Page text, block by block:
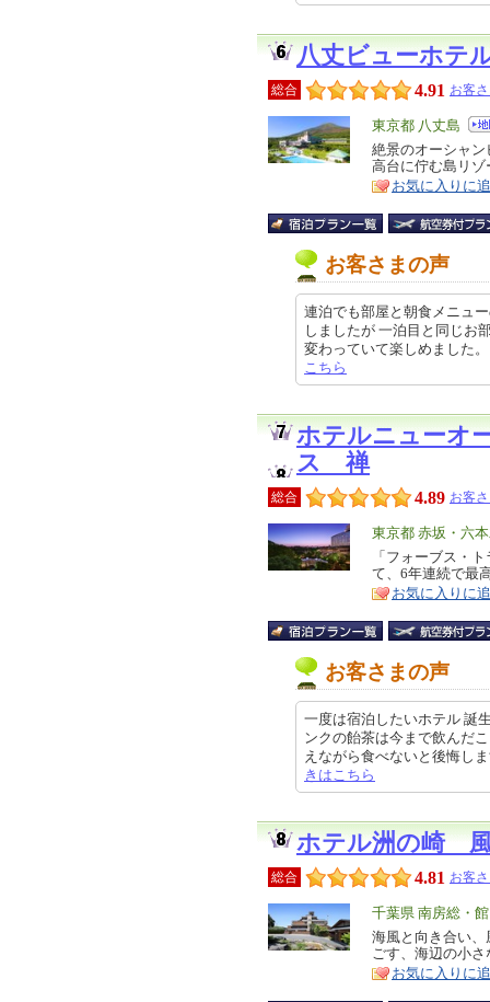
八丈ビューホテ
総合 4.91 お客
エ
リ
ア
東京都 八丈島
特
徴
絶景のオーシャ
高台に佇む島リ
お気に入りに
お客さまの声
連泊でも部屋と朝食メニュ
しましたが 一泊目と同じお
変わっていて楽しめました
こちら
ホテルニューオ
ス 禅
総合 4.89 お客
エ
リ
ア
東京都 赤坂・六
特
徴
「フォーブス・
て、6年連続で最
お気に入りに
お客さまの声
一度は宿泊したいホテル 誕
ンクの飴茶は今まで飲んだ
えながら食べないと後悔し
きはこちら
ホテル洲の崎
総合 4.81 お客
エ
リ
ア
千葉県 南房総・
特
徴
海風と向き合い
ごす、海辺の小
お気に入りに